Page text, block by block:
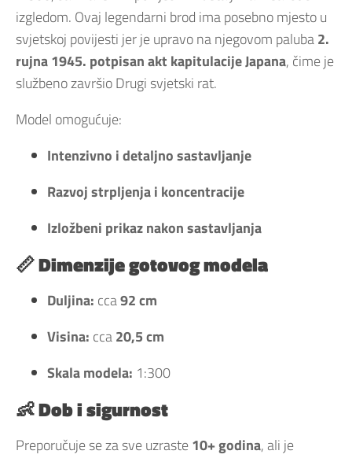
izgledom. Ovaj legendarni brod ima posebno mjesto u
svjetskoj povijesti jer je upravo na njegovom paluba2.
rujna 1945. potpisan akt kapitulacije Japana, čime je
službeno završio Drugi svjetski rat.
Model omogućuje:
Intenzivno i detaljno sastavljanje
Razvoj strpljenja i koncentracije
Izložbeni prikaz nakon sastavljanja
📏 Dimenzije gotovog modela
Duljina: cca92 cm
Visina: cca20,5 cm
Skala modela: 1:300
👶 Dob i sigurnost
Preporučuje se za sve uzraste10+ godina, ali je